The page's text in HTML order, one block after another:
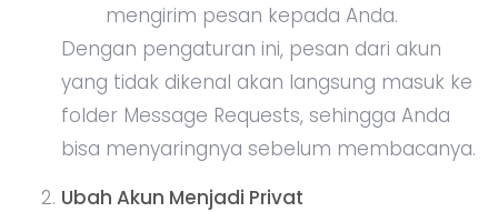
mengirim pesan kepada Anda.
Dengan pengaturan ini, pesan dari akun
yang tidak dikenal akan langsung masuk ke
folder Message Requests, sehingga Anda
bisa menyaringnya sebelum membacanya.
Ubah Akun Menjadi Privat